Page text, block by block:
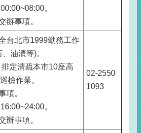
。
辦事項。
台北市1999勤務工作
油漬等)。
定清疏本市10座高
檢作業。
項。
。
辦事項。
02-2550
1093